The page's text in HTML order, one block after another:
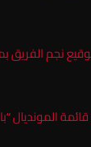
نجم الفريق